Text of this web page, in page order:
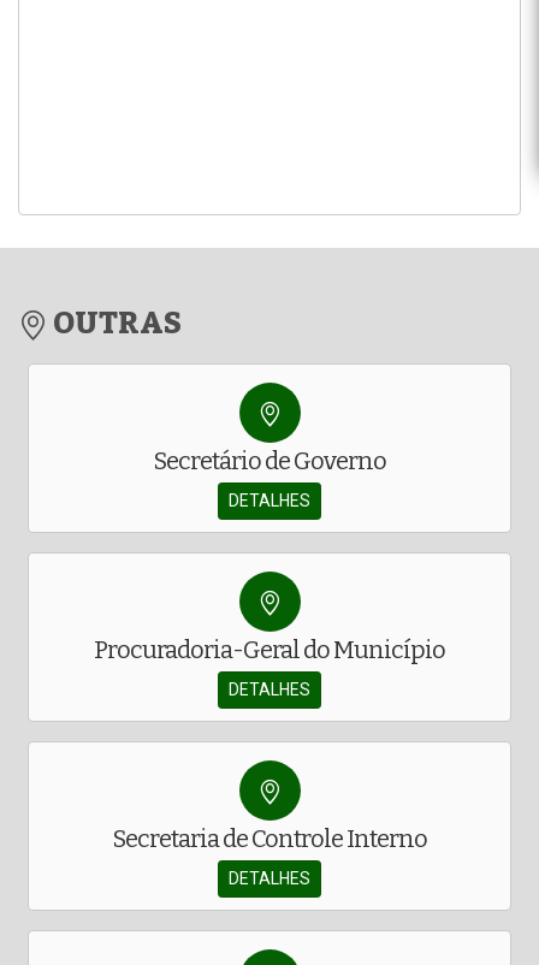
OUTRAS
Secretário de Governo
DETALHES
Procuradoria-Geral do Município
DETALHES
Secretaria de Controle Interno
DETALHES